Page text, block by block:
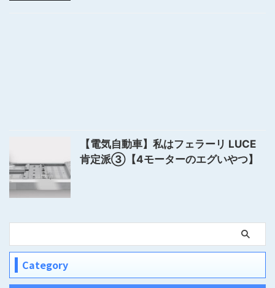
【電気自動車】私はフェラーリ LUCE
肯定派③【4モーターのエグいやつ】
Category